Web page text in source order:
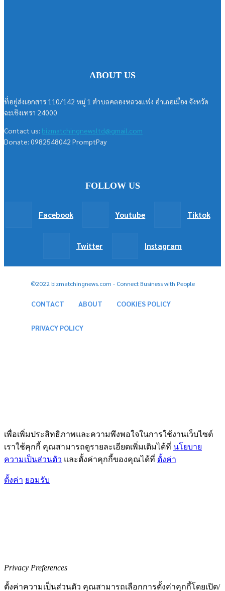
ABOUT US
ที่อยู่ส่งเอกสาร 110/142 หมู่ 1 ตำบลคลองหลวงแพ่ง อำเภอเมือง จังหวัด
ฉะเชิงเทรา 24000
Contact us: bizmatchingnewsltd@gmail.com
Donate: 0982548042 PromptPay
FOLLOW US
Facebook Youtube Tiktok
Twitter Instagram
©2022 bizmatchingnews.com - Connect Business with People
CONTACT ABOUT COOKIES POLICY
PRIVACY POLICY
เพื่อเพิ่มประสิทธิภาพและความพึงพอใจในการใช้งานเว็บไซต์
เราใช้คุกกี้ คุณสามารถดูรายละเอียดเพิ่มเติมได้ที่ นโยบาย
ความเป็นส่วนตัว และตั้งค่าคุกกี้ของคุณได้ที่ ตั้งค่า
ตั้งค่า ยอมรับ
Privacy Preferences
ตั้งค่าความเป็นส่วนตัว คุณสามารถเลือกการตั้งค่าคุกกี้โดยเปิด/